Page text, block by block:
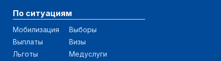
По ситуациям
Мобилизация
Выплаты
Льготы
Выборы
Визы
Медуслуги